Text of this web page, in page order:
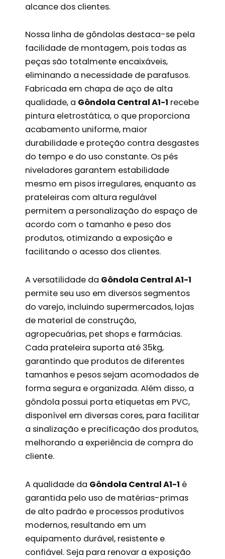
alcance dos clientes.
Nossa linha de gôndolas destaca-se pela
facilidade de montagem, pois todas as
peças são totalmente encaixáveis,
eliminando a necessidade de parafusos.
Fabricada em chapa de aço de alta
qualidade, a Gôndola Central A1-1 recebe
pintura eletrostática, o que proporciona
acabamento uniforme, maior
durabilidade e proteção contra desgastes
do tempo e do uso constante. Os pés
niveladores garantem estabilidade
mesmo em pisos irregulares, enquanto as
prateleiras com altura regulável
permitem a personalização do espaço de
acordo com o tamanho e peso dos
produtos, otimizando a exposição e
facilitando o acesso dos clientes.
A versatilidade da Gôndola Central A1-1
permite seu uso em diversos segmentos
do varejo, incluindo supermercados, lojas
de material de construção,
agropecuárias, pet shops e farmácias.
Cada prateleira suporta até 35kg,
garantindo que produtos de diferentes
tamanhos e pesos sejam acomodados de
forma segura e organizada. Além disso, a
gôndola possui porta etiquetas em PVC,
disponível em diversas cores, para facilitar
a sinalização e precificação dos produtos,
melhorando a experiência de compra do
cliente.
A qualidade da Gôndola Central A1-1 é
garantida pelo uso de matérias-primas
de alto padrão e processos produtivos
modernos, resultando em um
equipamento durável, resistente e
confiável. Seja para renovar a exposição